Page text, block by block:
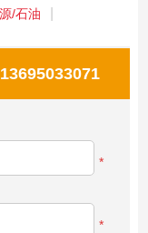
/石油
*
*